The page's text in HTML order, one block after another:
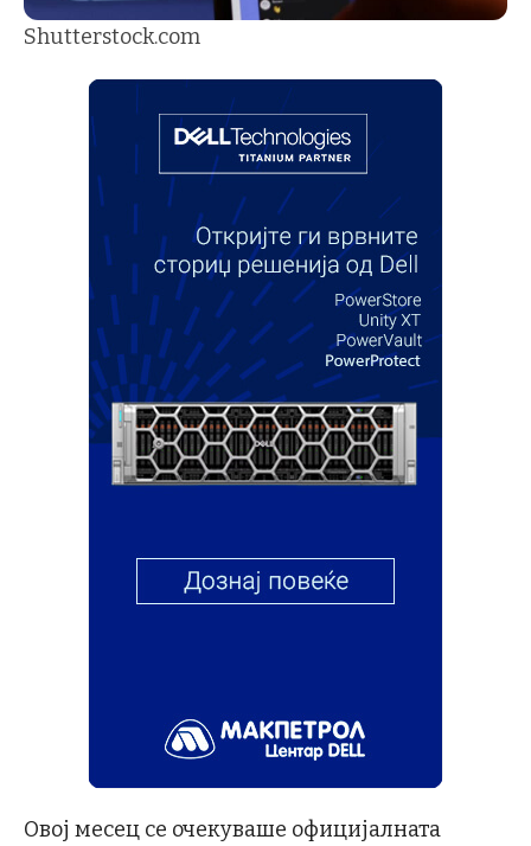
Shutterstock.com
Овој месец се очекуваше официјалната